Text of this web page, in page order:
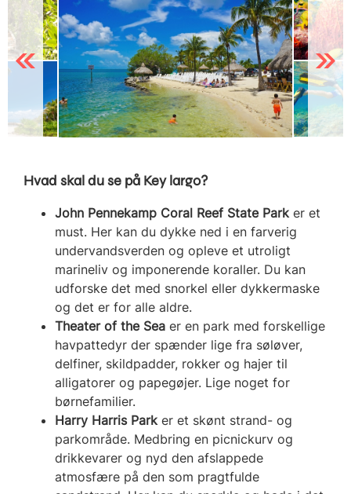
Previous Next
Hvad skal du se på Key largo?
John Pennekamp Coral Reef State Park er et
must. Her kan du dykke ned i en farverig
undervandsverden og opleve et utroligt
marineliv og imponerende koraller. Du kan
udforske det med snorkel eller dykkermaske
og det er for alle aldre.
Theater of the Sea er en park med forskellige
havpattedyr der spænder lige fra søløver,
delfiner, skildpadder, rokker og hajer til
alligatorer og papegøjer. Lige noget for
børnefamilier.
Harry Harris Park er et skønt strand- og
parkområde. Medbring en picnickurv og
drikkevarer og nyd den afslappede
atmosfære på den som pragtfulde